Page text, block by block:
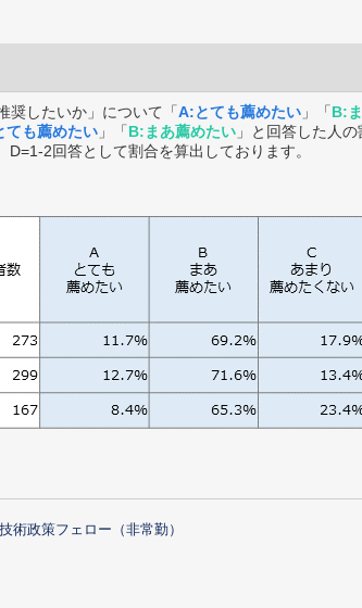
奨したいか」について「A:とても薦めたい 」「B:
ても薦めたい 」「B:まあ薦めたい 」と回答した人
2回答として割合を算出しております。
術政策フェロー（非常勤）